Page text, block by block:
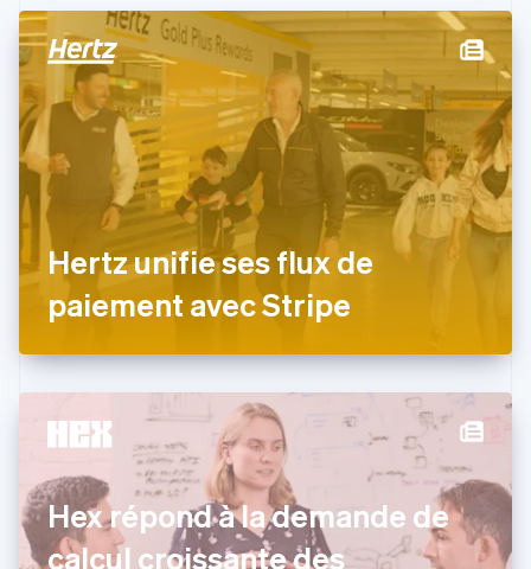
Hertz unifie ses flux de
paiement avec Stripe
Hex répond à la demande de
calcul croissante des
English Français
Chine continentale
简体中文 English
Chypre
English
Croatie
English Italiano
Danemark
English
Émirats arabes unis
English
Espagne
EspañolEnglish
English
États-Unis
Finlande
Svenska
France
Français English
Gibraltar
English